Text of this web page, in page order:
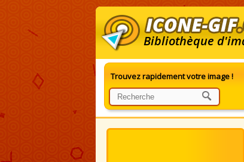
Bibliothèque
Trouvez rapidement votre image !